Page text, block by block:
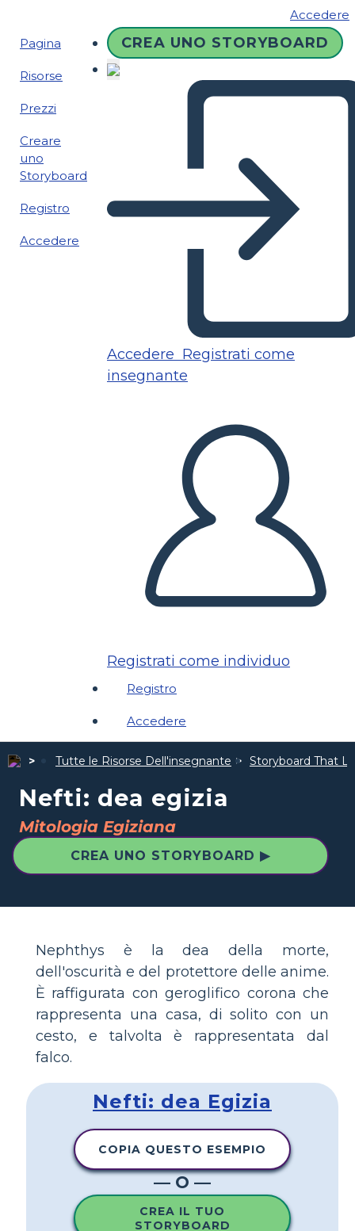
Accedere
Pagina
Risorse
Prezzi
Creare
uno
Storyboard
Registro
Accedere
CREA UNO STORYBOARD
Accedere Registrati come
insegnante
Registrati come individuo
Registro
Accedere
Tutte le Risorse Dell'insegnante Storyboard That
Nefti: dea egizia
Mitologia Egiziana
CREA UNO STORYBOARD ▶
Nephthys è la dea della morte,
dell'oscurità e del protettore delle anime.
È raffigurata con geroglifico corona che
rappresenta una casa, di solito con un
cesto, e talvolta è rappresentata dal
falco.
Nefti: dea Egizia
COPIA QUESTO ESEMPIO
— O —
CREA IL TUO
STORYBOARD